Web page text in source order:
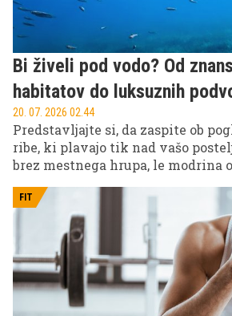
Bi živeli pod vodo? Od
habitatov do luksuznih
20. 07. 2026 02.44
Predstavljajte si, da zaspite ob
ribe, ki plavajo tik nad vašo
brez mestnega hrupa, le modrina
znanstvene fantastike, je danes
FIT